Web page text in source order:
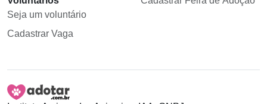
Seja um voluntário
Cadastrar Vaga